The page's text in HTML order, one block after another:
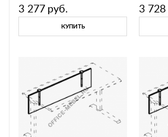
3 277 руб.
КУПИТЬ
3 728